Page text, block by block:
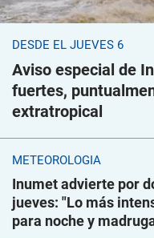
DESDE EL JUEVES 6
Aviso especial de
fuertes,
extratropical
METEOROLOGÍA
Inumet advierte por
jueves: "Lo más
para noche y